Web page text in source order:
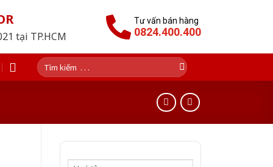
tại TP.HCM
Tư vấn bán hàng
0824.400.400
Tìm
kiếm: